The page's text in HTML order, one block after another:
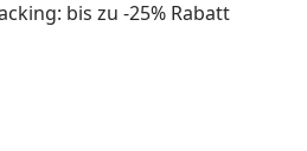
bis zu -25% Rabatt